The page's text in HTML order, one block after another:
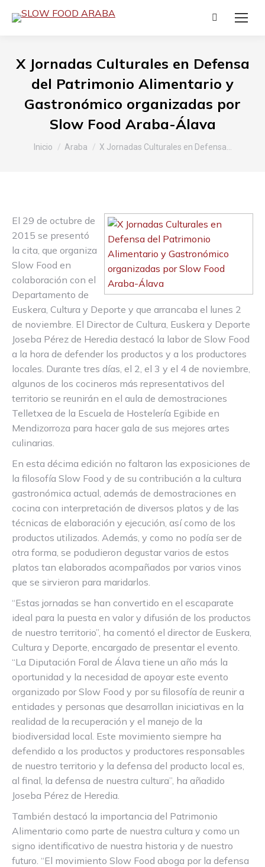
Buscar:
X Jornadas Culturales en Defensa
del Patrimonio Alimentario y
Gastronómico organizadas por
Slow Food Araba-Álava
Estás aquí:
Inicio Araba X Jornadas Culturales en Defensa…
El 29 de octubre de
2015 se presentó
la cita, que organiza
Slow Food en
colaboración con el
Departamento de
Euskera, Cultura y Deporte y que arrancaba el lunes 2
de noviembre. El Director de Cultura, Euskera y Deporte
Joseba Pérez de Heredia destacó la labor de Slow Food
a la hora de defender los productos y a los productores
locales. Durante tres días, el 2, el 3 y el 4 de noviembre,
algunos de los cocineros más representativos del
territorio se reunirán en el aula de demostraciones
Telletxea de la Escuela de Hostelería Egibide en
Mendizorroza para hacer gala de sus mejores artes
culinarias.
En esta décima edición no faltaron las exposiciones de
la filosofía Slow Food y de su contribución a la cultura
gastronómica actual, además de demostraciones en
cocina con interpretación de diversos platos y de las
técnicas de elaboración y ejecución, así como de los
productos utilizados. Además, y como no podía ser de
otra forma, se podudieron degustar varios de estos
platos tan elaborados acompañados por varios vinos
que se sirvieron para maridarlos.
“Estas jornadas se han convertido en el escaparate
ideal para la puesta en valor y difusión de los productos
de nuestro territorio”, ha comentó el director de Euskera,
Cultura y Deporte, encargado de presentar el evento.
“La Diputación Foral de Álava tiene un año más la
oportunidad y la necesidad de apoyar este evento
organizado por Slow Food y por su filosofía de reunir a
entidades y personas que desarrollan iniciativas en la
realidad de la recuperación y el manejo de la
biodiversidad local. Este movimiento siempre ha
defendido a los productos y productores responsables
de nuestro territorio y la defensa del producto local es,
al final, la defensa de nuestra cultura”, ha añadido
Joseba Pérez de Heredia.
También destacó la importancia del Patrimonio
Alimentario como parte de nuestra cultura y como un
signo identificativo de nuestra historia y de nuestro
futuro. “El movimiento Slow Food aboga por la defensa